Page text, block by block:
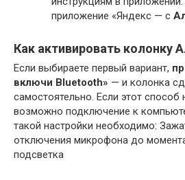
приложение «Яндекс — с
Как активировать колонку
Если выбираете первый вариант,
включи Bluetooth» — и колонка
самостоятельно. Если этот способ
возможно подключение к
такой настройки необходимо:
отключения микрофона до
подсветка